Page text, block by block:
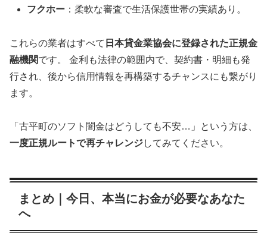
フクホー ：柔軟な審査で生活保護世帯の実績あり。
これらの業者はすべて 日本貸金業協会に登録された正規金
融機関です。 金利も法律の範囲内で、契約書・明細も発
行され、後から信用情報を再構築するチャンスにも繋がり
ます。
「古平町のソフト闇金はどうしても不安…」という方は、
一度正規ルートで再チャレンジしてみてください。
まとめ｜今日、本当にお金が必要なあなた
へ